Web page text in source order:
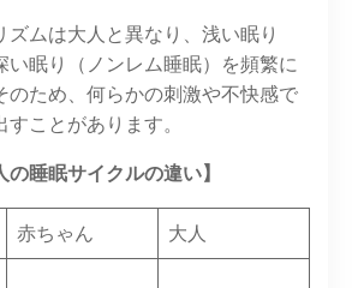
ムは大人と異なり、 浅い眠り
い眠り（ノンレム睡眠）を頻繁に
のため、何らかの刺激や不快感で
ことがあります。
の睡眠サイクルの違い】
赤ちゃん
大人